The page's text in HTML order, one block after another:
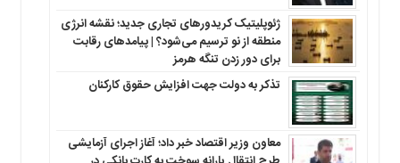
ژئوپلیتیک کریدورهای تجاری جدید؛ نقشه انرژی
منطقه‌ از نو ترسیم می‌شود؟ | پیامدهای رقابت
برای دور زدن تنگه هرمز
تذکر به دولت جهت افزایش حقوق کارکنان ‌
معاون وزیر اقتصاد خبر داد؛ آغاز اجرای آزمایشی